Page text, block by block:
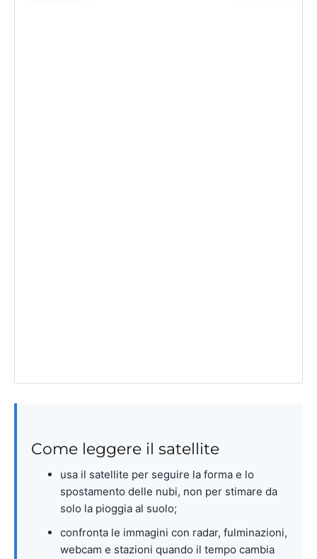
Come leggere il satellite
usa il satellite per seguire la forma e lo
spostamento delle nubi, non per stimare da
solo la pioggia al suolo;
confronta le immagini con radar, fulminazioni,
webcam e stazioni quando il tempo cambia